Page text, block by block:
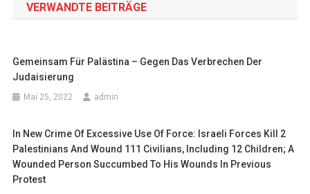
VERWANDTE BEITRÄGE
Gemeinsam Für Palästina – Gegen Das Verbrechen Der
Judaisierung
Mai 25, 2022 admin
In New Crime Of Excessive Use Of Force: Israeli Forces Kill 2
Palestinians And Wound 111 Civilians, Including 12 Children; A
Wounded Person Succumbed To His Wounds In Previous
Protest